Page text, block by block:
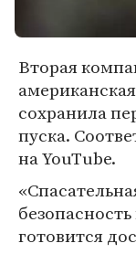
Вторая
сохранила
пуска.
на YouTube.
готовится